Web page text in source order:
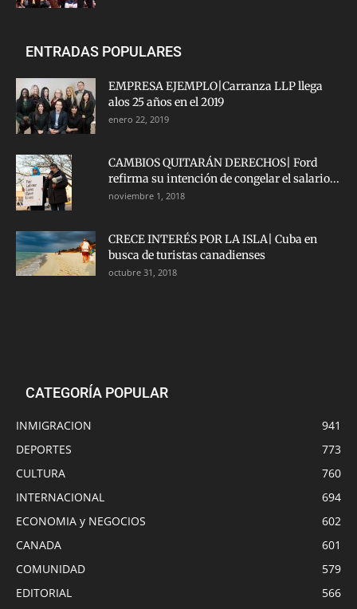
ENTRADAS POPULARES
EMPRESA EJEMPLO|Carranza LLP llega
alos 25 años en el 2019
enero 22, 2019
CAMBIOS QUITARÁN DERECHOS| Ford
refirma su intención de congelar el salario...
noviembre 1, 2018
CRECE INTERÉS POR LA ISLA| Cuba en
busca de turistas canadienses
octubre 31, 2018
CATEGORÍA POPULAR
INMIGRACION
941
DEPORTES
773
CULTURA
760
INTERNACIONAL
694
ECONOMIA y NEGOCIOS
602
CANADA
601
COMUNIDAD
579
EDITORIAL
566